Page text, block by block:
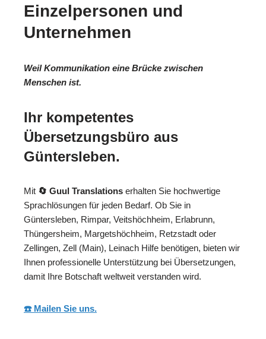
Einzelpersonen und
Unternehmen
Weil Kommunikation eine Brücke zwischen
Menschen ist.
Ihr kompetentes
Übersetzungsbüro aus
Güntersleben.
Mit 🔄 Guul Translations erhalten Sie hochwertige
Sprachlösungen für jeden Bedarf. Ob Sie in
Güntersleben, Rimpar, Veitshöchheim, Erlabrunn,
Thüngersheim, Margetshöchheim, Retzstadt oder
Zellingen, Zell (Main), Leinach Hilfe benötigen, bieten wir
Ihnen professionelle Unterstützung bei Übersetzungen,
damit Ihre Botschaft weltweit verstanden wird.
☎️ Mailen Sie uns.